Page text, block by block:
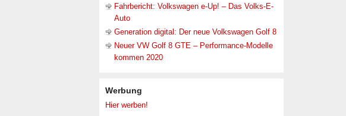
Fahrbericht: Volkswagen e-Up! – Das Volks-E-
Auto
Generation digital: Der neue Volkswagen Golf 8
Neuer VW Golf 8 GTE – Performance-Modelle
kommen 2020
Werbung
Hier werben!